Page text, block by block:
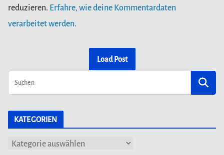
reduzieren. Erfahre, wie deine Kommentardaten
verarbeitet werden.
Load Post
KATEGORIEN
K